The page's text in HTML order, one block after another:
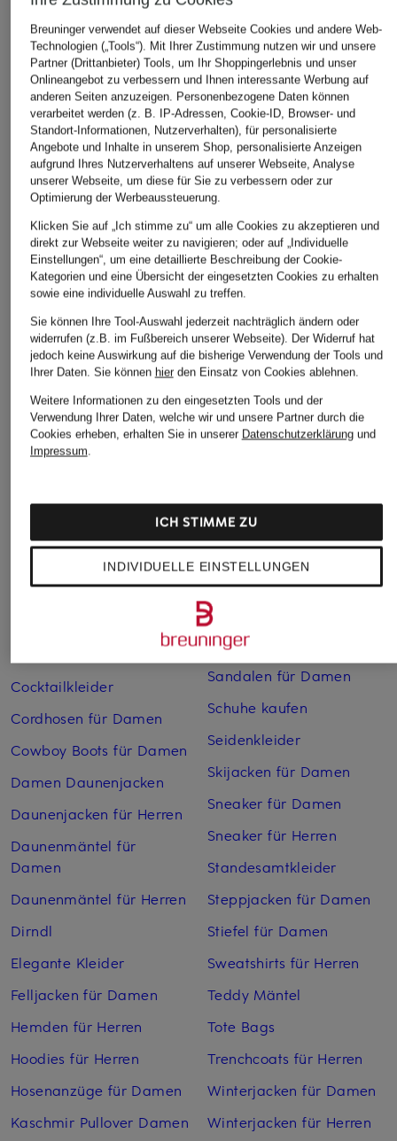
+Aktionsrabatt
BOSS
String CI
17,99 €
Bestpreis: 15,29 €
Ursprünglich:22,95 €
+Aktionsrabatt
Triumph
Slip BODY MAKE-UP
ILLUSION LACE
24,99 €
Ursprünglich:27,95 €
+Aktionsrabatt
CHANTELLE
String
14,99 €
Abendkleider
Anzüge für Herren
Braune Stiefel für Damen
Cabanjacken für Damen
Cocktailkleider
Cordhosen für Damen
Cowboy Boots für Damen
Damen Daunenjacken
Daunenjacken für Herren
Daunenmäntel für
Damen
Daunenmäntel für Herren
Dirndl
Elegante Kleider
Felljacken für Damen
Hemden für Herren
Hoodies für Herren
Hosenanzüge für Damen
Kaschmir Pullover Damen
Kleider
Mäntel für Damen
Parkas für Herren
Pullover für Damen
Rollkragenpullover für
Herren
Sandalen für Damen
Schuhe kaufen
Seidenkleider
Skijacken für Damen
Sneaker für Damen
Sneaker für Herren
Standesamtkleider
Steppjacken für Damen
Stiefel für Damen
Sweatshirts für Herren
Teddy Mäntel
Tote Bags
Trenchcoats für Herren
Winterjacken für Damen
Winterjacken für Herren
Breuninger verwendet auf dieser Webseite Cookies und andere Web-
Technologien („Tools“). Mit Ihrer Zustimmung nutzen wir und unsere
Partner (Drittanbieter) Tools, um Ihr Shoppingerlebnis und unser
Onlineangebot zu verbessern und Ihnen interessante Werbung auf
anderen Seiten anzuzeigen. Personenbezogene Daten können
verarbeitet werden (z. B. IP-Adressen, Cookie-ID, Browser- und
Standort-Informationen, Nutzerverhalten), für personalisierte
Angebote und Inhalte in unserem Shop, personalisierte Anzeigen
aufgrund Ihres Nutzerverhaltens auf unserer Webseite, Analyse
unserer Webseite, um diese für Sie zu verbessern oder zur
Optimierung der Werbeaussteuerung.
Klicken Sie auf „Ich stimme zu“ um alle Cookies zu akzeptieren und
direkt zur Webseite weiter zu navigieren; oder auf „Individuelle
Einstellungen“, um eine detaillierte Beschreibung der Cookie-
Kategorien und eine Übersicht der eingesetzten Cookies zu erhalten
sowie eine individuelle Auswahl zu treffen.
Sie können Ihre Tool-Auswahl jederzeit nachträglich ändern oder
widerrufen (z.B. im Fußbereich unserer Webseite). Der Widerruf hat
jedoch keine Auswirkung auf die bisherige Verwendung der Tools und
Ihrer Daten. Sie können hierden Einsatz von Cookies ablehnen.
Weitere Informationen zu den eingesetzten Tools und der
Verwendung Ihrer Daten, welche wir und unsere Partner durch die
Cookies erheben, erhalten Sie in unserer Datenschutzerklärungund
Impressum.
INDIVIDUELLE EINSTELLUNGEN
ICH STIMME ZU